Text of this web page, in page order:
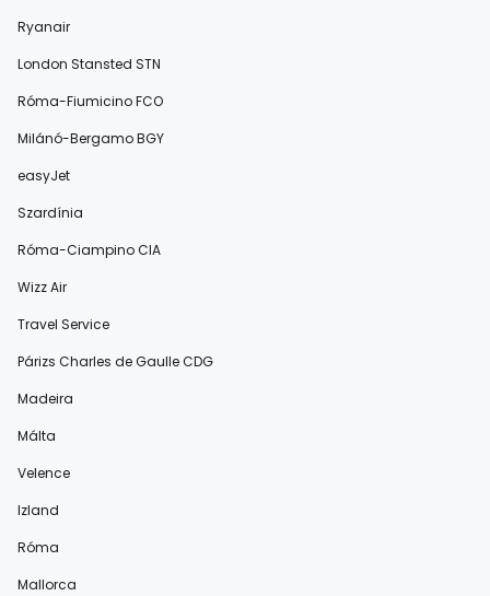
Ryanair
London Stansted STN
Róma-Fiumicino FCO
Milánó-Bergamo BGY
easyJet
Szardínia
Róma-Ciampino CIA
Wizz Air
Travel Service
Párizs Charles de Gaulle CDG
Madeira
Málta
Velence
Izland
Róma
Mallorca